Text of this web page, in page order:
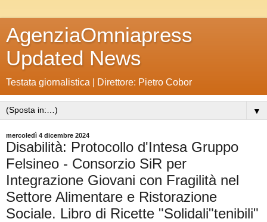
AgenziaOmniapress
Updated News
Testata giornalistica | Direttore: Pietro Cobor
▼
mercoledì 4 dicembre 2024
Disabilità: Protocollo d'Intesa Gruppo
Felsineo - Consorzio SiR per
Integrazione Giovani con Fragilità nel
Settore Alimentare e Ristorazione
Sociale. Libro di Ricette "Solidali"tenibili"